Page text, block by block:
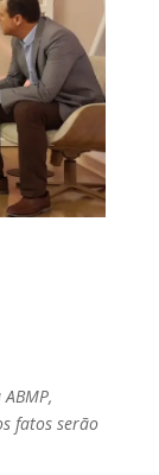
fatos serão